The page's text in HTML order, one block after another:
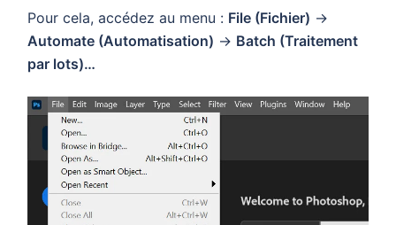
Pour cela, accédez au menu : File (Fichier) →
Automate (Automatisation) → Batch (Traitement
par lots)…